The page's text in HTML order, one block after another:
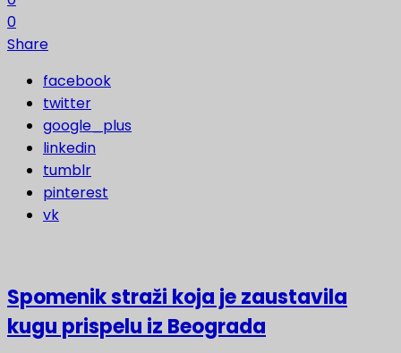
0
Share
facebook
twitter
google_plus
linkedin
tumblr
pinterest
vk
Spomenik straži koja je zaustavila
kugu prispelu iz Beograda